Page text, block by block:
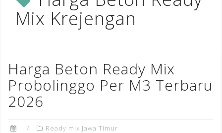
Mix Krejengan
Harga Beton Ready Mix
Probolinggo Per M3 Terbaru
2026
Ready mix Jawa Timur